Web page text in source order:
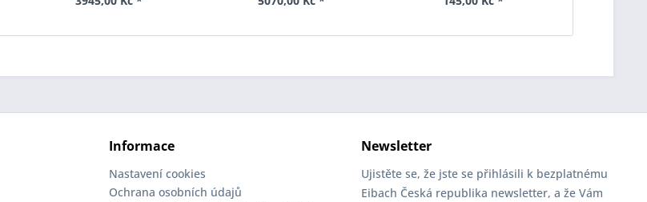
Tloušťka 20mm
Tloušťka 20mm
pozinkovaný Originální
Informace
Nastavení cookies
Ochrana osobních údajů
Newsletter
Ujistěte se, že jste se přihlásili k bezplatnému
Eibach Česká republika newsletter, a že Vám